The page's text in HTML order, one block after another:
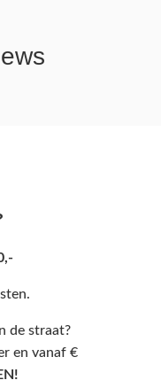
de straat?
en vanaf €